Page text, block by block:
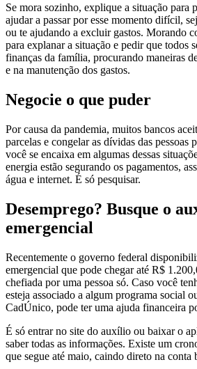
Se mora sozinho, explique a situação para
ajudar a passar por esse momento difícil,
ou te ajudando a excluir gastos. Morando
para explanar a situação e pedir que todos
finanças da família, procurando maneiras
e na manutenção dos gastos.
Negocie o que puder
Por causa da pandemia, muitos bancos
parcelas e congelar as dívidas das pessoas
você se encaixa em algumas dessas
energia estão segurando os pagamentos,
água e internet. É só pesquisar.
Desemprego? Busque o
emergencial
Recentemente o governo federal
emergencial que pode chegar até R$
chefiada por uma pessoa só. Caso você
esteja associado a algum programa social
CadÚnico, pode ter uma ajuda financeira
É só entrar no site do auxílio ou baixar o
saber todas as informações. Existe um
que segue até maio, caindo direto na conta